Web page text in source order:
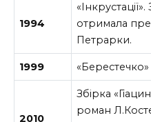
1994
отримала
Петрарки.
1999 «Берестечко»
2010
Збірка
роман